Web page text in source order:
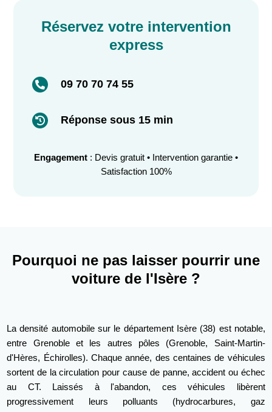
Réservez votre intervention
express
 09 70 70 74 55
 Réponse sous 15 min
Engagement : Devis gratuit • Intervention garantie •
Satisfaction 100%
Pourquoi ne pas laisser pourrir une
voiture de l'Isère ?
La densité automobile sur le département Isère (38) est notable,
entre Grenoble et les autres pôles (Grenoble, Saint-Martin-
d'Hères, Échirolles). Chaque année, des centaines de véhicules
sortent de la circulation pour cause de panne, accident ou échec
au CT. Laissés à l'abandon, ces véhicules libèrent
progressivement leurs polluants (hydrocarbures, gaz